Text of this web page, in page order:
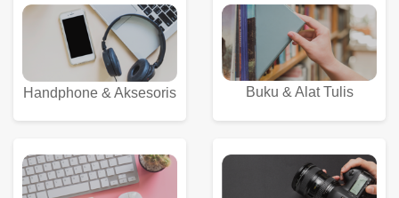
Handphone & Aksesoris Buku & Alat Tulis